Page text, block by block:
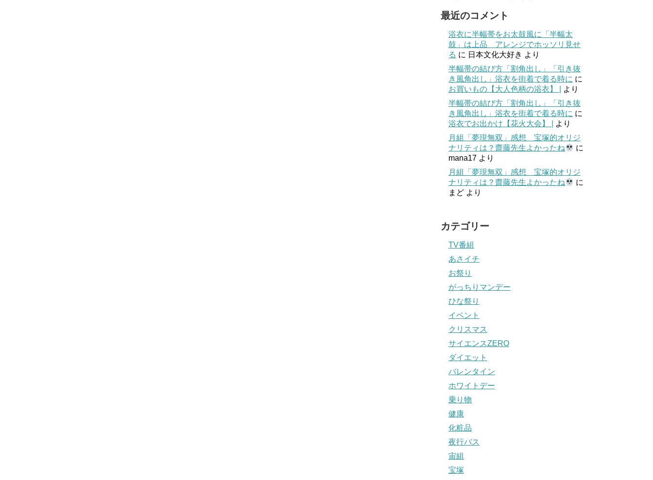
最近のコメント
浴衣に半幅帯をお太鼓風に「半幅太
鼓」は上品 アレンジでホッソリ見せ
る に 日本文化大好き より
半幅帯の結び方「割角出し」「引き抜
き風角出し」浴衣を街着で着る時に に
お買いもの【大人色柄の浴衣】 |
より
半幅帯の結び方「割角出し」「引き抜
き風角出し」浴衣を街着で着る時に に
浴衣でお出かけ【花火大会】 |
より
月組「夢現無双」感想 宝塚的オリジ
ナリティは？齋藤先生よかったね
に
mana17 より
月組「夢現無双」感想 宝塚的オリジ
ナリティは？齋藤先生よかったね
に
まど より
カテゴリー
TV番組
あさイチ
お祭り
がっちりマンデー
ひな祭り
イベント
クリスマス
サイエンスZERO
ダイエット
バレンタイン
ホワイトデー
乗り物
健康
化粧品
夜行バス
宙組
宝塚